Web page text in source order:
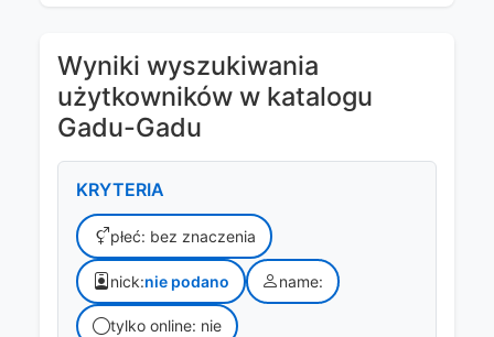
Wyniki wyszukiwania
użytkowników w katalogu
Gadu-Gadu
KRYTERIA
płeć: bez znaczenia
nick:nie podano name:
tylko online: nie